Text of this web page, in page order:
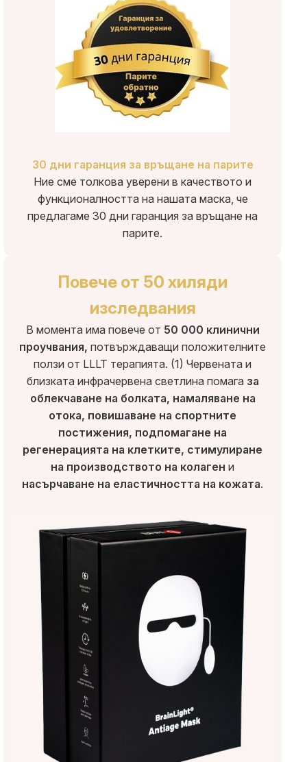
30 дни гаранция за връщане на парите
Ние сме толкова уверени в качеството и
функционалността на нашата маска, че
предлагаме 30 дни гаранция за връщане на
парите.
Повече от 50 хиляди
изследвания
В момента има повече от 50 000 клинични
проучвания, потвърждаващи положителните
ползи от LLLT терапията. (1) Червената и
близката инфрачервена светлина помага за
облекчаване на болката, намаляване на
отока, повишаване на спортните
постижения, подпомагане на
регенерацията на клетките, стимулиране
на производството на колаген и
насърчаване на еластичността на кожата.